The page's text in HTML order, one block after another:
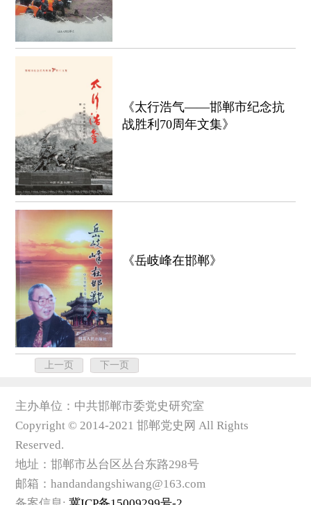
《太行浩气——邯郸市纪念抗
战胜利70周年文集》
《岳岐峰在邯郸》
上一页 下一页
主办单位：中共邯郸市委党史研究室
Copyright © 2014-2021 邯郸党史网 All Rights
Reserved.
地址：邯郸市丛台区丛台东路298号
邮箱：handandangshiwang@163.com